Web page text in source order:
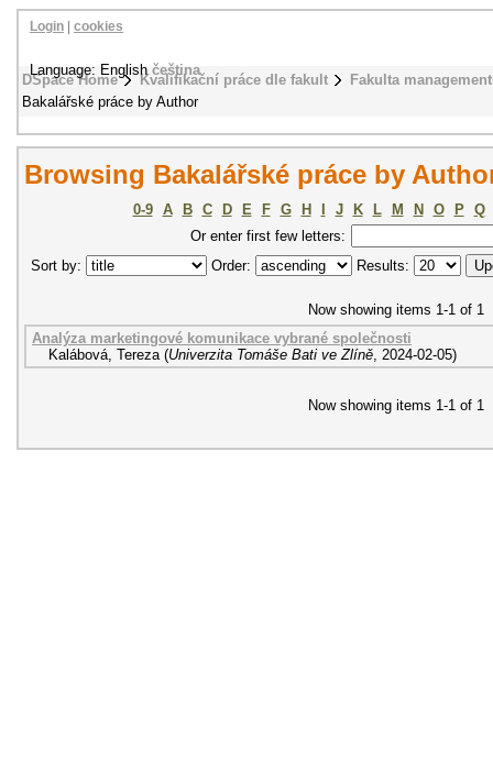
DSpace Home Kvalifikační práce dle fakult
Fakulta
Bakalářské práce by Author
Login cookies
Language: Englishčeština
Browsing Bakalářské práce by
0-9 A B C D E F G H J K L M N O P
Q
Or enter first few letters:
Sort by:
Order: Results:
Now showing items 1-1 of 1
Analýza marketingové komunikace vybrané společnosti
Kalábová, Tereza (Univerzita Tomáše Bati ve Zlíně, 2024-02-05)
Now showing items 1-1 of 1